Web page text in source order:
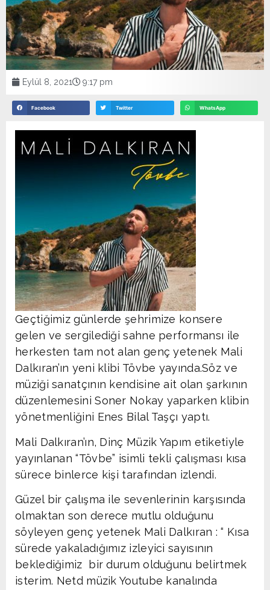
Eylül 8, 2021 9:17 pm
Facebook Twitter WhatsApp
Geçtiğimiz günlerde şehrimize konsere
gelen ve sergilediği sahne performansı ile
herkesten tam not alan genç yetenek Mali
Dalkıran’ın yeni klibi Tövbe yayında.Söz ve
müziği sanatçının kendisine ait olan şarkının
düzenlemesini Soner Nokay yaparken klibin
yönetmenliğini Enes Bilal Taşçı yaptı.
Mali Dalkıran’ın, Dinç Müzik Yapım etiketiyle
yayınlanan “Tövbe” isimli tekli çalışması kısa
sürece binlerce kişi tarafından izlendi.
Güzel bir çalışma ile sevenlerinin karşısında
olmaktan son derece mutlu olduğunu
söyleyen genç yetenek Mali Dalkıran : “ Kısa
sürede yakaladığımız izleyici sayısının
beklediğimiz bir durum olduğunu belirtmek
isterim. Netd müzik Youtube kanalında